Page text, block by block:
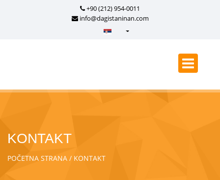
+90 (212) 954-0011
info@dagistaninan.com
KONTAKT
POČETNA STRANA KONTAKT